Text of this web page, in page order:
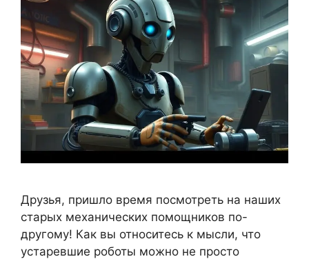
Друзья, пришло время посмотреть на наших
старых механических помощников по-
другому! Как вы относитесь к мысли, что
устаревшие роботы можно не просто